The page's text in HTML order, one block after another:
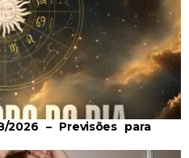
– Previsões para